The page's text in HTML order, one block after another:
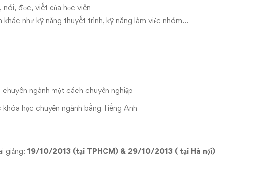
đọc, viết của học viên
khác như kỹ năng thuyết trình, kỹ năng làm việc nhóm…
ngành một cách chuyên nghiệp
học chuyên ngành bằng Tiếng Anh
giảng: 19/10/2013 (tại TPHCM) & 29/10/2013 ( tại Hà nội)